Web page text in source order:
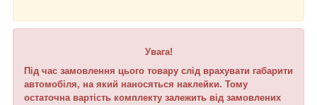
Увага!
Під час замовлення цього товару слід врахувати габарити
автомобіля, на який наносяться наклейки. Тому
остаточна вартість комплекту залежить від замовлених